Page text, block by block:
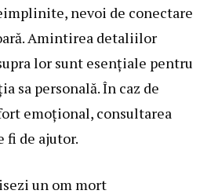
nevoi de conectare
Amintirea detaliilor
lor sunt esențiale pentru
sa personală. În caz de
emoțional, consultarea
fi de ajutor.
un om mort